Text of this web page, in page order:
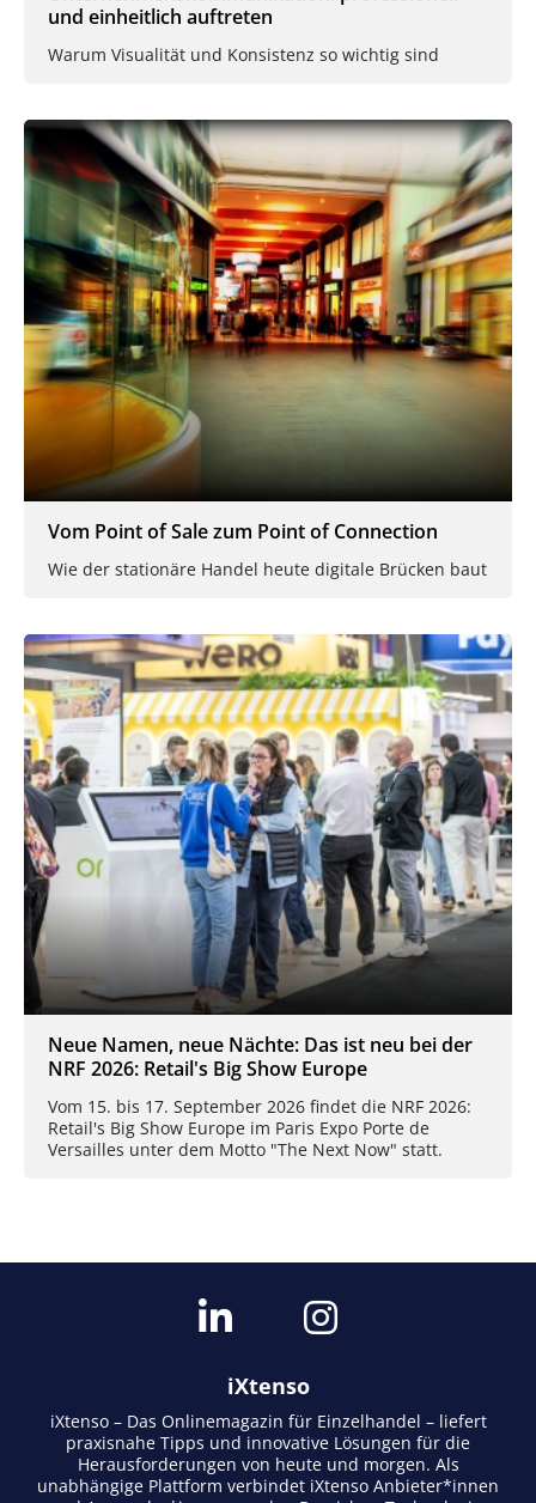
und einheitlich auftreten
Warum Visualität und Konsistenz so wichtig sind
Vom Point of Sale zum Point of Connection
Wie der stationäre Handel heute digitale Brücken baut
Neue Namen, neue Nächte: Das ist neu bei der
NRF 2026: Retail's Big Show Europe
Vom 15. bis 17. September 2026 findet die NRF 2026:
Retail's Big Show Europe im Paris Expo Porte de
Versailles unter dem Motto "The Next Now" statt.
iXtenso
iXtenso – Das Onlinemagazin für Einzelhandel – liefert
praxisnahe Tipps und innovative Lösungen für die
Herausforderungen von heute und morgen. Als
unabhängige Plattform verbindet iXtenso Anbieter*innen